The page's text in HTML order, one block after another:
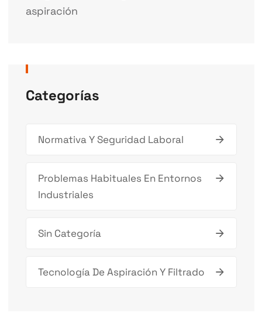
aspiración
Categorías
Normativa Y Seguridad Laboral
Problemas Habituales En Entornos
Industriales
Sin Categoría
Tecnología De Aspiración Y Filtrado